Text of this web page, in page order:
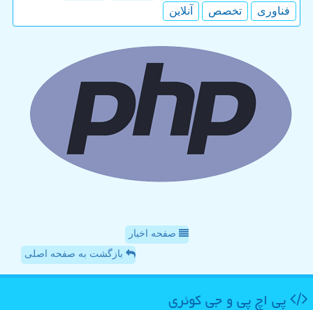
فناوری
تخصص آنلاین
صفحه اخبار
بازگشت به صفحه اصلی
پی اچ پی و جی كوئری